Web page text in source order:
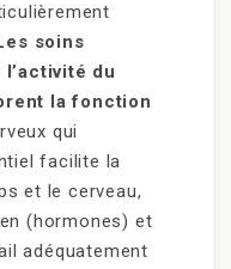
soins
du
la fonction
qui
facilite la
et le cerveau,
(hormones) et
adéquatement